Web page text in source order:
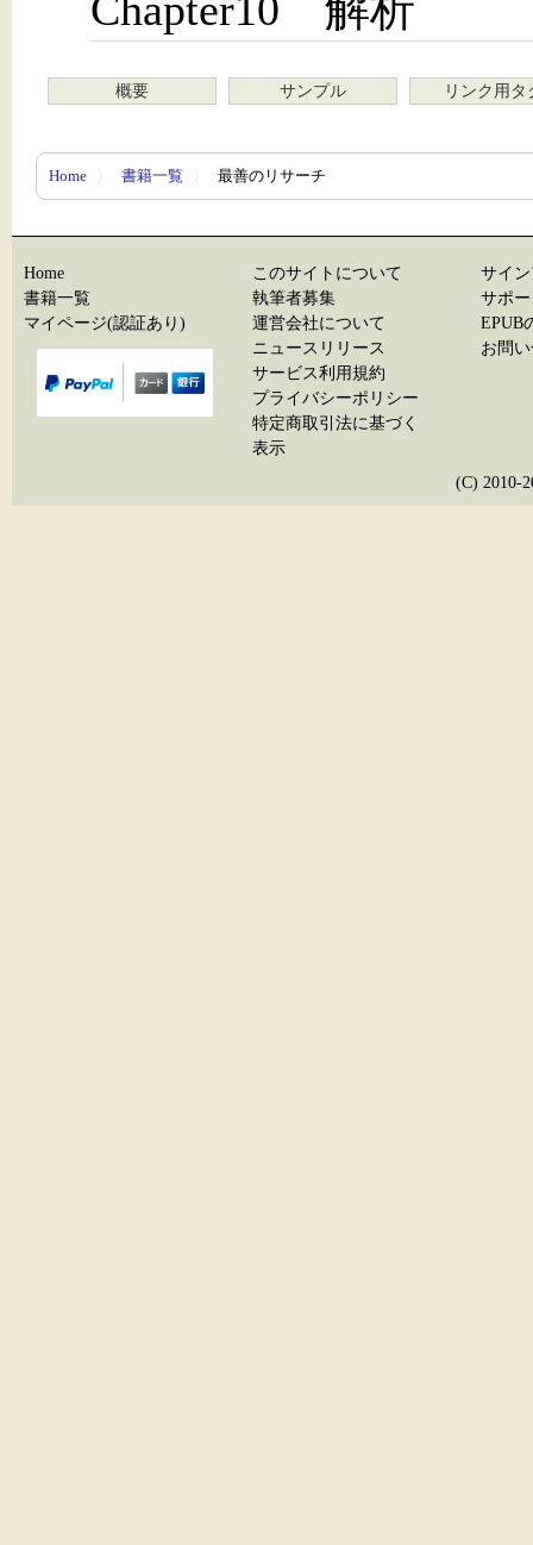
概要 サンプル リンク用タ
Home 〉 書籍一覧 〉 最善のリサーチ
Home
書籍一覧
マイページ(認証あり)
このサイトについて
執筆者募集
運営会社について
ニュースリリース
サービス利用規約
プライバシーポリシー
特定商取引法に基づく
表示
サイ
サポ
EPUB
お問
(C) 2010-